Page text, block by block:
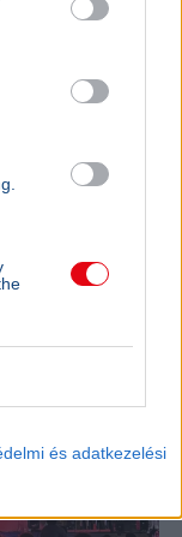
és adatkezelési
miután hétfőn
partján fekvő